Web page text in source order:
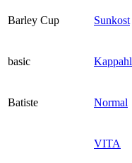
Barley Cup Sunkost
basic Kappahl
Batiste Normal
VITA